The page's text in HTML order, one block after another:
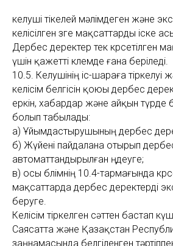
келуші тікелей мәлімдеген және
келісілген өзге мақсаттарды іске
Дербес деректер тек көрсетілген
үшін қажетті көлемде ғана беріледі.
10.5. Келушінің іс-шараға
келісім белгісін қоюы дербес
еркін, хабардар және айқын түрде
болып табылады:
а) Ұйымдастырушының дербес
б) Жүйені пайдалана отырып
автоматтандырылған өңдеуге;
в) осы бөлімнің 10.4-тармағында
мақсаттарда дербес деректерді
беруге.
Келісім тіркелген сәттен бастап
Саясатта және Қазақстан
заңнамасында белгіленген